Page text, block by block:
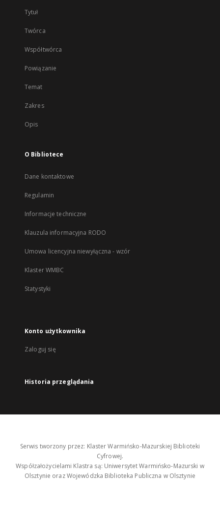
Tytuł
Twórca
Współtwórca
Powiązanie
Temat
Zakres
Opis
O Bibliotece
Dane kontaktowe
Regulamin
Informacje techniczne
Klauzula informacyjna RODO
Umowa licencyjna niewyłączna - wzór
Klaster WMBC
Statystyki
Konto użytkownika
Zaloguj się
Historia przeglądania
Serwis tworzony przez: Klaster Warmińsko-Mazurskiej Biblioteki
Cyfrowej.
Współzałożycielami Klastra są: Uniwersytet Warmińsko-Mazurski w
Olsztynie oraz Wojewódzka Biblioteka Publiczna w Olsztynie